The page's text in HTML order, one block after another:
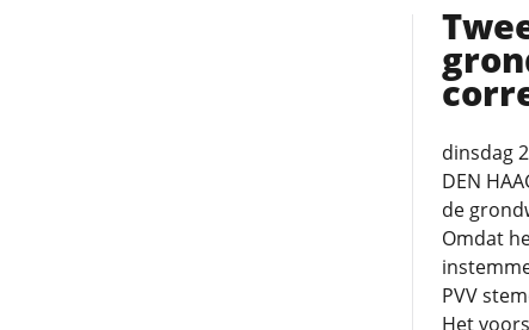
dinsdag
DEN
de
Omdat
PVV
Het